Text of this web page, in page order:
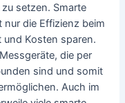
setzen. Smarte
nur die Effizienz beim
Kosten sparen.
die per
sind und somit
Auch im